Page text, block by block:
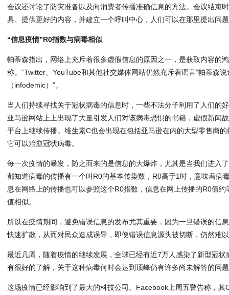
会议还讨论了防灾准备以及向消费者传播准确信息的方法。会议结束
具、提供更好的内容，并建立一个呼叫中心，人们可以在那里提出问
“信息疫情”R0指数与病毒相似
帕蒂森指出，网络上充斥着很多虚假信息的原因之一，是获取内容的
称。“Twitter、YouTube和其他社交媒体网站仍然充斥着谣言”帕蒂森
（infodemic）”。
当人们持续寻找关于冠状病毒的信息时，一些不法分子利用了人们的
亚马逊网站上上出现了大量引发人们对该病毒恐惧的书籍，虚假新闻
平台上继续传播。维生素C也会出现在包括亚马逊在内的大型零售商
它可以治愈冠状病毒。
每一次疫情的暴发，随之而来的是信息的大爆炸，尤其是当我们进入
都知道病毒的传播有一个叫R0的基本传染数，R0高于1时，意味着病
息在网络上的传播也可以参照这个R0指数，信息在网上传播的R0值
值相似。
所以在疫情期间，避免错误信息的发布尤其重要，因为一旦错误的信
快速扩散，从而对民众造成误导，即便错误信息源头被切断，仍然难
最近几周，随着疫情的继续发展，全球已经有近7万人感染了新型冠
有很好的了解，关于这种病毒何时会达到顶峰仍有许多尚未解答的问
这场疫情已经影响到了最大的科技公司。Facebook上周五警告称，